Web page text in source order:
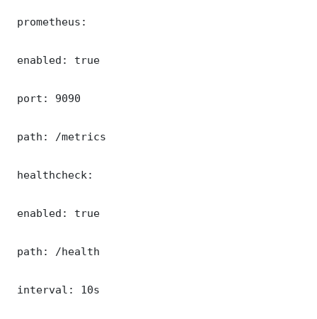
prometheus:
enabled: true
port: 9090
path: /metrics
healthcheck:
enabled: true
path: /health
interval: 10s